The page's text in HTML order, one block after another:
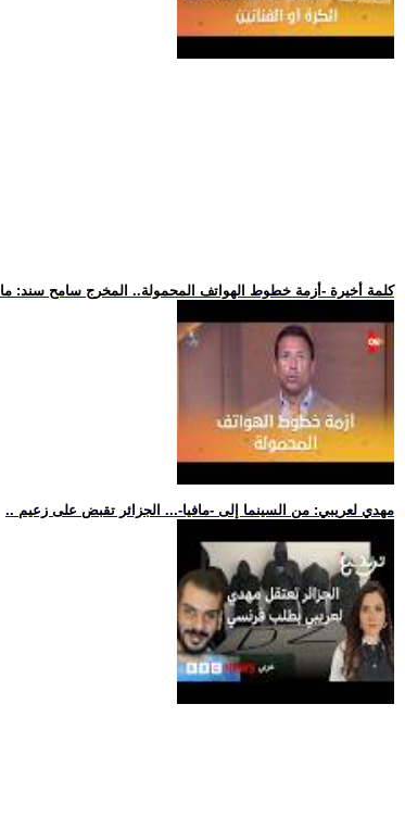
.. كلمة أخيرة -أزمة خطوط الهواتف المحمولة.. المخرج سامح سند: ما
.. مهدي لعريبي: من السينما إلى -مافيا-... الجزائر تقبض على زعيم